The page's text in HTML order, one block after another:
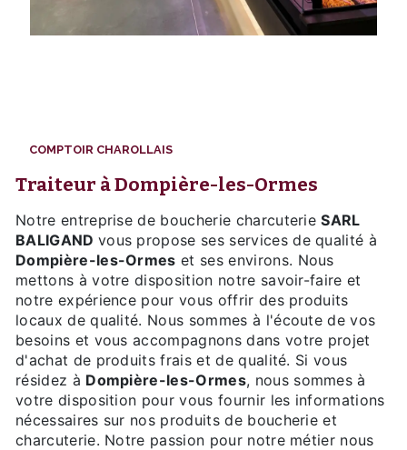
COMPTOIR CHAROLLAIS
traiteur à Dompière-les-Ormes
Notre entreprise de boucherie charcuterieSARL
BALIGAND vous propose ses services de qualité à
Dompière-les-Ormes et ses environs. Nous
mettons à votre disposition notre savoir-faire et
notre expérience pour vous offrir des produits
locaux de qualité. Nous sommes à l'écoute de vos
besoins et vous accompagnons dans votre projet
d'achat de produits frais et de qualité. Si vous
résidez à Dompière-les-Ormes, nous sommes à
votre disposition pour vous fournir les informations
nécessaires sur nos produits de boucherie et
charcuterie. Notre passion pour notre métier nous